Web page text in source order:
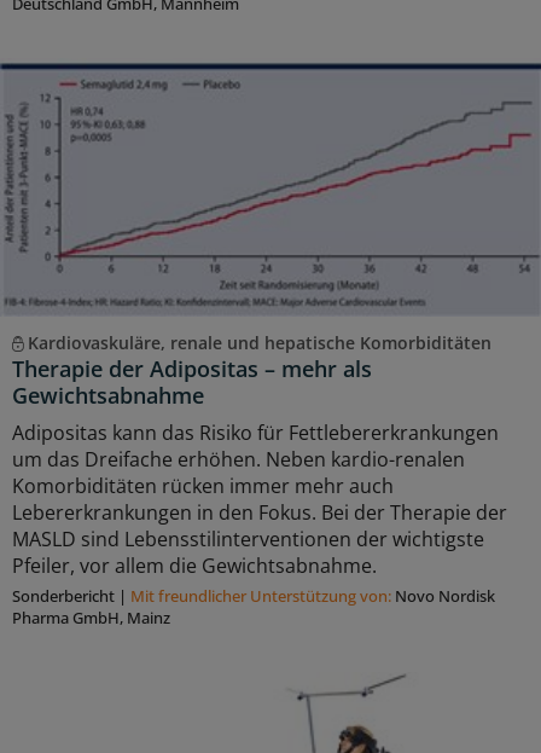
Kardiovaskuläre, renale und hepatische Komorbiditäten
Therapie der Adipositas – mehr als
Gewichtsabnahme
Adipositas kann das Risiko für Fettlebererkrankungen
um das Dreifache erhöhen. Neben kardio-renalen
Komorbiditäten rücken immer mehr auch
Lebererkrankungen in den Fokus. Bei der Therapie der
MASLD sind Lebensstilinterventionen der wichtigste
Pfeiler, vor allem die Gewichtsabnahme.
Sonderbericht | Mit freundlicher Unterstützung von: Novo Nordisk
Pharma GmbH, Mainz